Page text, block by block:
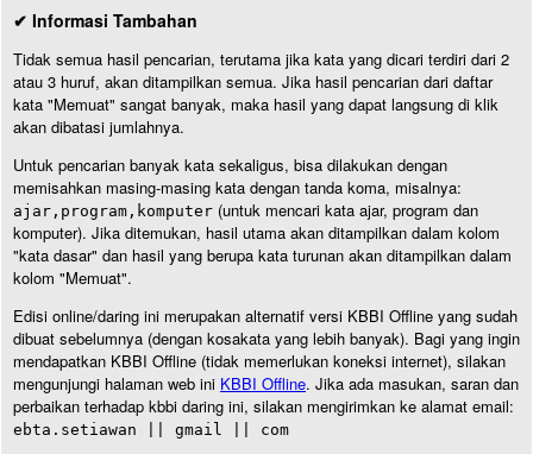
✔ Informasi Tambahan
Tidak semua hasil pencarian, terutama jika kata yang dicari terdiri dari 2
atau 3 huruf, akan ditampilkan semua. Jika hasil pencarian dari daftar
kata "Memuat" sangat banyak, maka hasil yang dapat langsung di klik
akan dibatasi jumlahnya.
Untuk pencarian banyak kata sekaligus, bisa dilakukan dengan
memisahkan masing-masing kata dengan tanda koma, misalnya:
ajar,program,komputer (untuk mencari kata ajar, program dan
komputer). Jika ditemukan, hasil utama akan ditampilkan dalam kolom
"kata dasar" dan hasil yang berupa kata turunan akan ditampilkan dalam
kolom "Memuat".
Edisi online/daring ini merupakan alternatif versi KBBI Offline yang sudah
dibuat sebelumnya (dengan kosakata yang lebih banyak). Bagi yang ingin
mendapatkan KBBI Offline (tidak memerlukan koneksi internet), silakan
mengunjungi halaman web ini KBBI Offline. Jika ada masukan, saran dan
perbaikan terhadap kbbi daring ini, silakan mengirimkan ke alamat email:
ebta.setiawan || gmail || com